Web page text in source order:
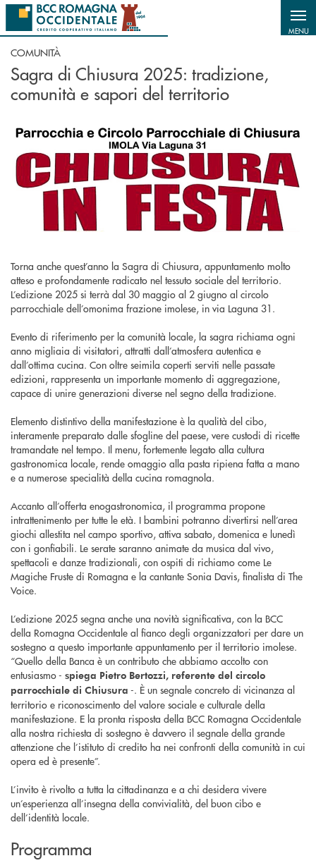
Salta al contenuto principale
MENU
COMUNITÀ
Sagra di Chiusura 2025: tradizione,
comunità e sapori del territorio
Torna anche quest’anno la Sagra di Chiusura, appuntamento molto
atteso e profondamente radicato nel tessuto sociale del territorio.
L’edizione 2025 si terrà dal 30 maggio al 2 giugno al circolo
parrocchiale dell’omonima frazione imolese, in via Laguna 31.
Evento di riferimento per la comunità locale, la sagra richiama ogni
anno migliaia di visitatori, attratti dall’atmosfera autentica e
dall’ottima cucina. Con oltre seimila coperti serviti nelle passate
edizioni, rappresenta un importante momento di aggregazione,
capace di unire generazioni diverse nel segno della tradizione.
Elemento distintivo della manifestazione è la qualità del cibo,
interamente preparato dalle sfogline del paese, vere custodi di ricette
tramandate nel tempo. Il menu, fortemente legato alla cultura
gastronomica locale, rende omaggio alla pasta ripiena fatta a mano
e a numerose specialità della cucina romagnola.
Accanto all’offerta enogastronomica, il programma propone
intrattenimento per tutte le età. I bambini potranno divertirsi nell’area
giochi allestita nel campo sportivo, attiva sabato, domenica e lunedì
con i gonfiabili. Le serate saranno animate da musica dal vivo,
spettacoli e danze tradizionali, con ospiti di richiamo come Le
Magiche Fruste di Romagna e la cantante Sonia Davis, finalista di The
Voice.
L’edizione 2025 segna anche una novità significativa, con la BCC
della Romagna Occidentale al fianco degli organizzatori per dare un
sostegno a questo importante appuntamento per il territorio imolese.
“Quello della Banca è un contributo che abbiamo accolto con
entusiasmo - spiega Pietro Bertozzi, referente del circolo
parrocchiale di Chiusura -. È un segnale concreto di vicinanza al
territorio e riconoscimento del valore sociale e culturale della
manifestazione. E la pronta risposta della BCC Romagna Occidentale
alla nostra richiesta di sostegno è davvero il segnale della grande
attenzione che l’istituto di credito ha nei confronti della comunità in cui
opera ed è presente”.
L’invito è rivolto a tutta la cittadinanza e a chi desidera vivere
un’esperienza all’insegna della convivialità, del buon cibo e
dell’identità locale.
Programma